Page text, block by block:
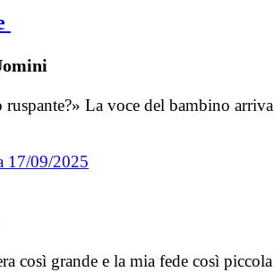
ruspante?» La voce del bambino
17/09/2025
così grande e la mia fede così